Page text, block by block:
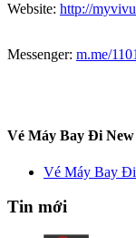
Website: http://
Messenger: m.me/
Vé Máy Bay Đi
Vé Máy Bay
Tin mới